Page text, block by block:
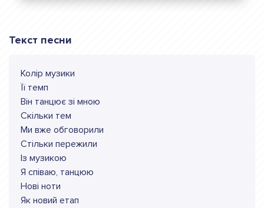
Текст песни
Колір музики
Її темп
Він танцює зі мною
Скільки тем
Ми вже обговорили
Стільки пережили
Із музикою
Я співаю, танцюю
Нові ноти
Як новий етап